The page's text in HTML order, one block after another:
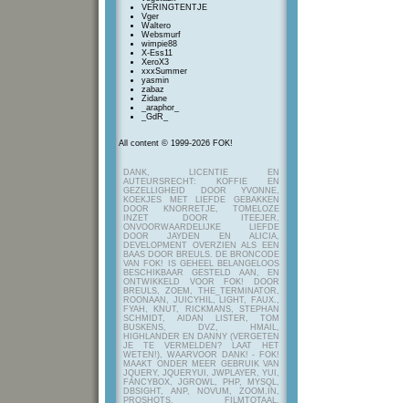
VERINGTENTJE
Vger
Waltero
Websmurf
wimpie88
X-Ess11
XeroX3
xxxSummer
yasmin
zabaz
Zidane
_araphor_
_GdR_
All content © 1999-2026 FOK!
DANK, LICENTIE EN
AUTEURSRECHT: KOFFIE EN
GEZELLIGHEID DOOR YVONNE,
KOEKJES MET LIEFDE GEBAKKEN
DOOR KNORRETJE, TOMELOZE
INZET DOOR ITEEJER,
ONVOORWAARDELIJKE LIEFDE
DOOR JAYDEN EN ALICIA,
DEVELOPMENT OVERZIEN ALS EEN
BAAS DOOR BREULS. DE BRONCODE
VAN FOK! IS GEHEEL BELANGELOOS
BESCHIKBAAR GESTELD AAN, EN
ONTWIKKELD VOOR FOK! DOOR
BREULS, ZOEM, THE_TERMINATOR,
ROONAAN, JUICYHIL, LIGHT, FAUX.,
FYAH, KNUT, RICKMANS, STEPHAN
SCHMIDT, AIDAN LISTER, TOM
BUSKENS, DVZ, HMAIL,
HIGHLANDER EN DANNY (VERGETEN
JE TE VERMELDEN? LAAT HET
WETEN!), WAARVOOR DANK! - FOK!
MAAKT ONDER MEER GEBRUIK VAN
JQUERY, JQUERYUI, JWPLAYER, YUI,
FANCYBOX, JGROWL, PHP, MYSQL,
DBSIGHT, ANP, NOVUM, ZOOM.IN,
PROSHOTS, FILMTOTAAL,